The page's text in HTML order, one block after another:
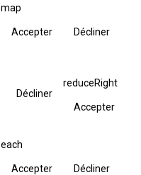
map
Accepter Décliner
Décliner
reduceRight
Accepter
each
Accepter Décliner